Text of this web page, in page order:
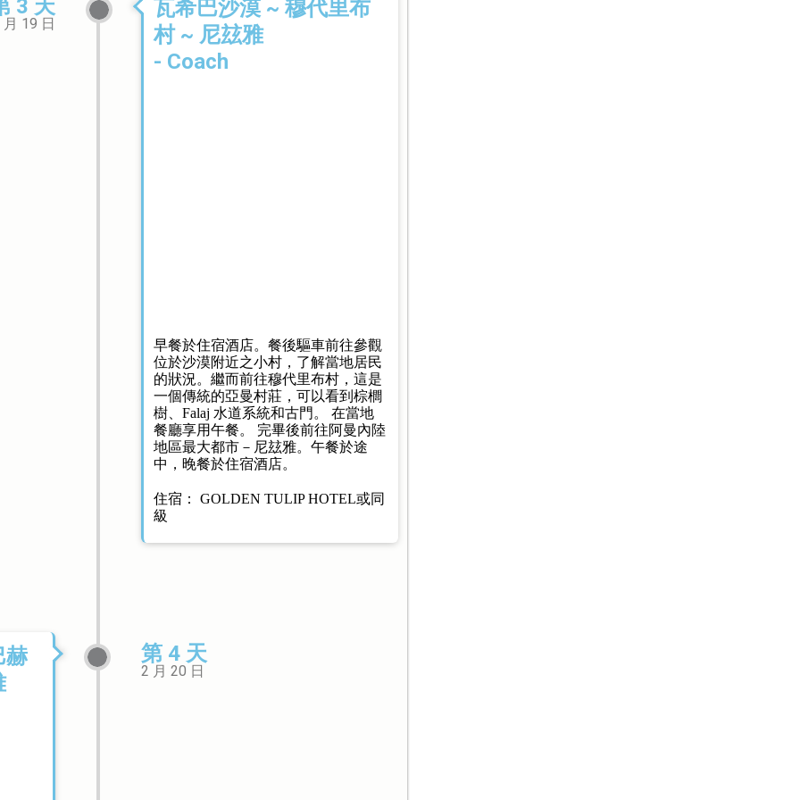
3 天
月 19 日
瓦希巴沙漠 ~ 穆代里布
村 ~ 尼玆雅
- Coach
早餐於住宿酒店。餐後驅車前往參觀
位於沙漠附近之小村，了解當地居民
的狀況。繼而前往穆代里布村，這是
一個傳統的亞曼村莊，可以看到棕櫚
樹、Falaj 水道系統和古門。 在當地
餐廳享用午餐。 完畢後前往阿曼內陸
地區最大都市－尼玆雅。午餐於途
中，晚餐於住宿酒店。
住宿： GOLDEN TULIP HOTEL或同
級
第 4 天
2 月 20 日
赫